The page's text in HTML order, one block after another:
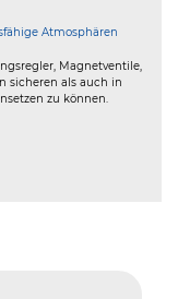
Atmosphären
Magnetventile,
sicheren als auch in
zu können.